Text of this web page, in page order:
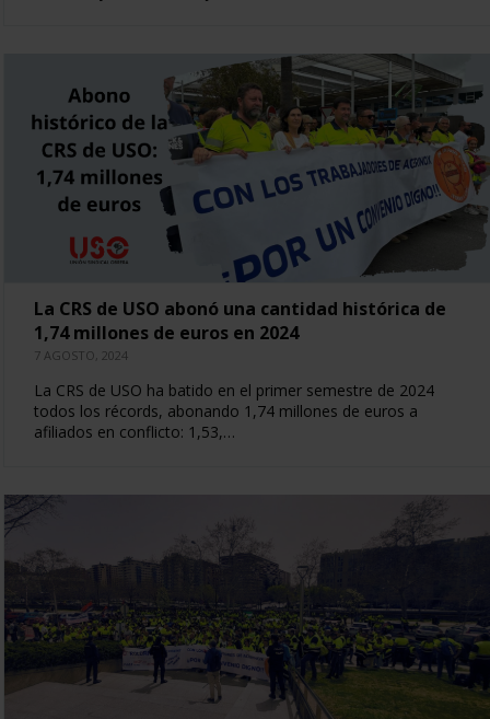
La CRS de USO abonó una cantidad histórica de
1,74 millones de euros en 2024
7 AGOSTO, 2024
La CRS de USO ha batido en el primer semestre de 2024
todos los récords, abonando 1,74 millones de euros a
afiliados en conflicto: 1,53,…